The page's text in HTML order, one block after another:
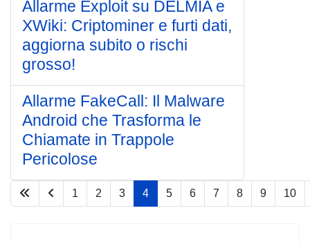
Allarme Exploit su DELMIA e
XWiki: Criptominer e furti dati,
aggiorna subito o rischi
grosso!
Allarme FakeCall: Il Malware
Android che Trasforma le
Chiamate in Trappole
Pericolose
Pagina 4 di 77
1 2 3 4 5 6 7 8 9 10